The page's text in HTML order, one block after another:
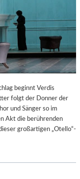
beginnt Verdis
folgt der Donner der
und Sänger so im
Akt die berührenden
großartigen „Otello“-